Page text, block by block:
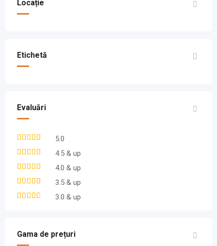
Locație
Etichetă
Evaluări
5.0
4.5 & up
4.0 & up
3.5 & up
3.0 & up
Gama de prețuri